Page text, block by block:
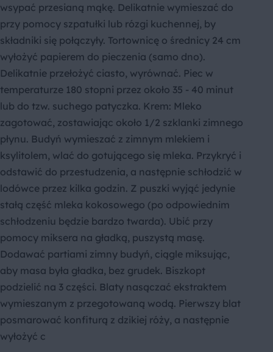
wsypać przesianą mąkę. Delikatnie wymieszać do
przy pomocy szpatułki lub rózgi kuchennej, by
składniki się połączyły. Tortownicę o średnicy 24 cm
wyłożyć papierem do pieczenia (samo dno).
Delikatnie przełożyć ciasto, wyrównać. Piec w
temperaturze 180 stopni przez około 35 - 40 minut
lub do tzw. suchego patyczka. Krem: Mleko
zagotować, zostawiając około 1/2 szklanki zimnego
płynu. Budyń wymieszać z zimnym mlekiem i
ksylitolem, wlać do gotującego się mleka. Przykryć i
odstawić do przestudzenia, a następnie schłodzić w
lodówce przez kilka godzin. Z puszki wyjąć jedynie
stałą część mleka kokosowego (po odpowiednim
schłodzeniu będzie bardzo twarda). Ubić przy
pomocy miksera na gładką, puszystą masę.
Dodawać partiami zimny budyń, ciągle miksując,
aby masa była gładka, bez grudek. Biszkopt
podzielić na 3 części. Blaty nasączać ekstraktem
wymieszanym z przegotowaną wodą. Pierwszy blat
posmarować konfiturą z dzikiej róży, a następnie
wyłożyć c